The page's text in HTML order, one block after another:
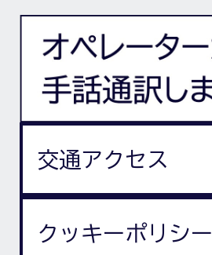
交通アクセス
クッキーポリシー